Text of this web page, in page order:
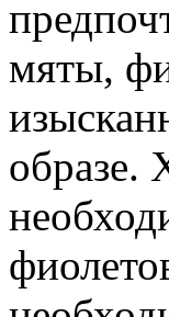
мяты,
образе.